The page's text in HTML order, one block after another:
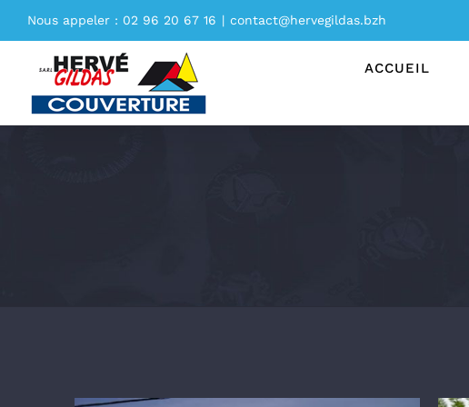
Passer
au
contenu
Nous appeler : 02 96 20 67 16 | contact@hervegildas.bzh
ACCUEIL